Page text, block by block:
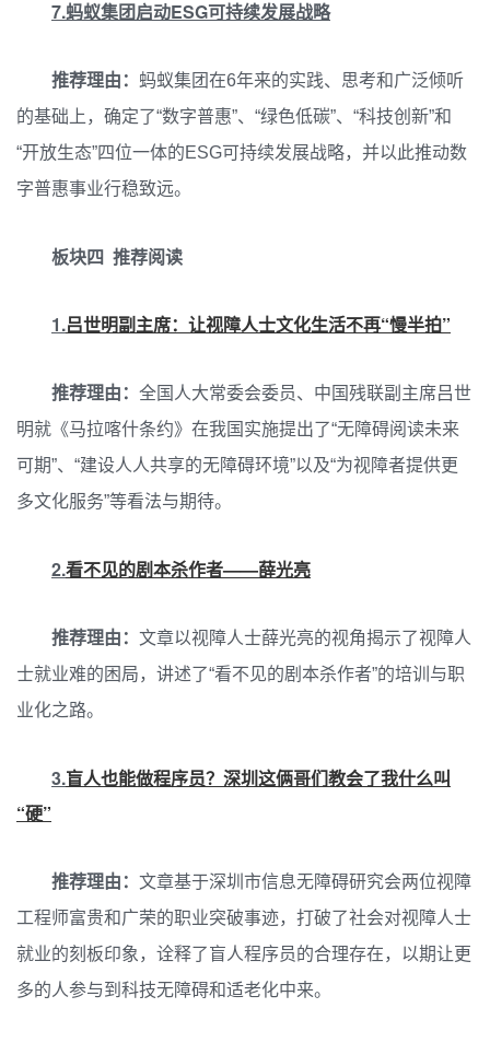
7.蚂蚁集团启动ESG可持续发展战略
推荐理由：
蚂蚁集团在6年来的实践、思考和广泛倾听
的基础上，确定了“数字普惠”、“绿色低碳”、“科技创新”和
“开放生态”四位一体的ESG可持续发展战略，并以此推动数
字普惠事业行稳致远。
板块四 推荐阅读
1.吕世明副主席：让视障人士文化生活不再“慢半拍”
推荐理由： 全国人大常委会委员、中国残联副主席吕世
明就《马拉喀什条约》在我国实施提出了“无障碍阅读未来
可期”、“建设人人共享的无障碍环境”以及“为视障者提供更
多文化服务”等看法与期待。
2.看不见的剧本杀作者——薛光亮
推荐理由： 文章以视障人士薛光亮的视角揭示了视障人
士就业难的困局，讲述了“看不见的剧本杀作者”的培训与职
业化之路。
3.盲人也能做程序员？深圳这俩哥们教会了我什么叫
“硬”
推荐理由： 文章基于深圳市信息无障碍研究会两位视障
工程师富贵和广荣的职业突破事迹，打破了社会对视障人士
就业的刻板印象，诠释了盲人程序员的合理存在，以期让更
多的人参与到科技无障碍和适老化中来。